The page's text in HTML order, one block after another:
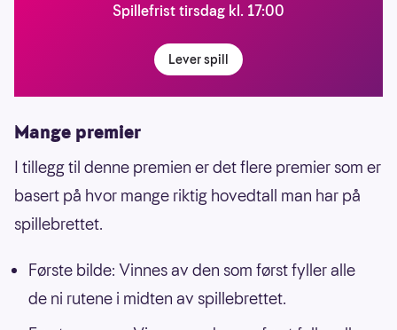
Spillefrist tirsdag kl. 17:00
Lever spill
Mange premier
I tillegg til denne premien er det flere premier som er
basert på hvor mange riktig hovedtall man har på
spillebrettet.
Første bilde: Vinnes av den som først fyller alle
de ni rutene i midten av spillebrettet.